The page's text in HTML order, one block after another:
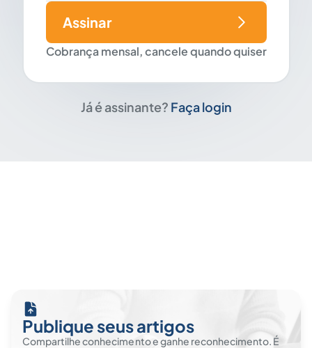
Cobrança mensal, cancele quando quiser
Assinar
Já é assinante? Faça login
Publique seus artigos
Compartilhe conhecimento e ganhe reconhecimento. É